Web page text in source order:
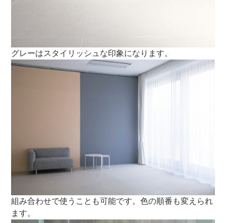
グレーはスタイリッシュな印象になります。
組み合わせで使うことも可能です。色の順番も変えられ
ます。